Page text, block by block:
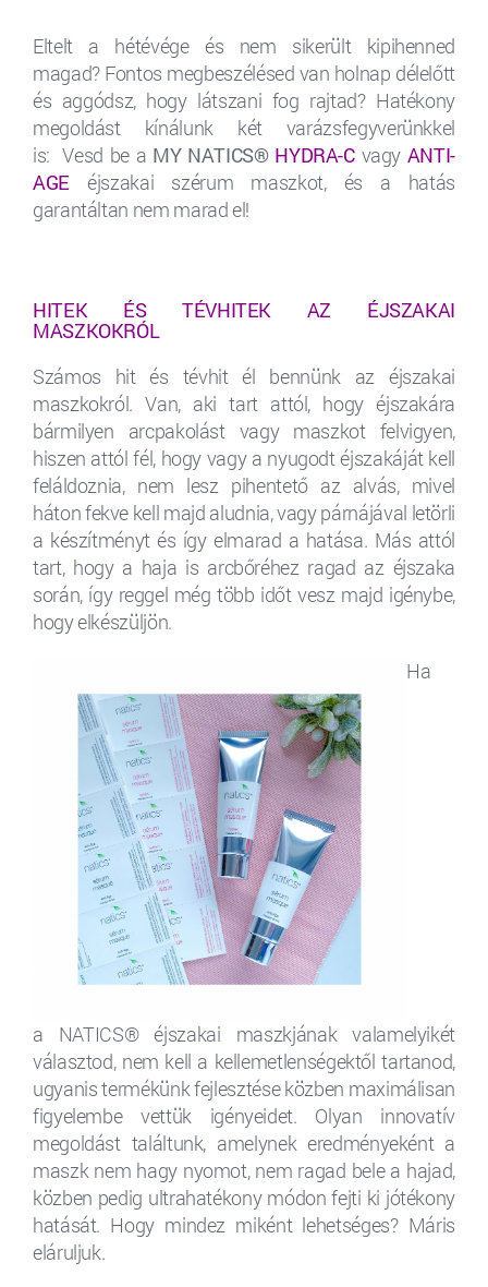
Eltelt a hétévége és nem sikerült kipihenned
magad? Fontos megbeszélésed van holnap délelőtt
és aggódsz, hogy látszani fog rajtad? Hatékony
megoldást kínálunk két varázsfegyverünkkel
is: Vesd be a MY NATICS® HYDRA-Cvagy ANTI-
AGE éjszakai szérum maszkot, és a hatás
garantáltan nem marad el!
HITEK ÉS TÉVHITEK AZ ÉJSZAKAI
MASZKOKRÓL
Számos hit és tévhit él bennünk az éjszakai
maszkokról. Van, aki tart attól, hogy éjszakára
bármilyen arcpakolást vagy maszkot felvigyen,
hiszen attól fél, hogy vagy a nyugodt éjszakáját kell
feláldoznia, nem lesz pihentető az alvás, mivel
háton fekve kell majd aludnia, vagy párnájával letörli
a készítményt és így elmarad a hatása. Más attól
tart, hogy a haja is arcbőréhez ragad az éjszaka
során, így reggel még több időt vesz majd igénybe,
hogy elkészüljön.
Ha
a NATICS® éjszakai maszkjának valamelyikét
választod, nem kell a kellemetlenségektől tartanod,
ugyanis termékünk fejlesztése közben maximálisan
figyelembe vettük igényeidet. Olyan innovatív
megoldást találtunk, amelynek eredményeként a
maszk nem hagy nyomot, nem ragad bele a hajad,
közben pedig ultrahatékony módon fejti ki jótékony
hatását. Hogy mindez miként lehetséges? Máris
eláruljuk.